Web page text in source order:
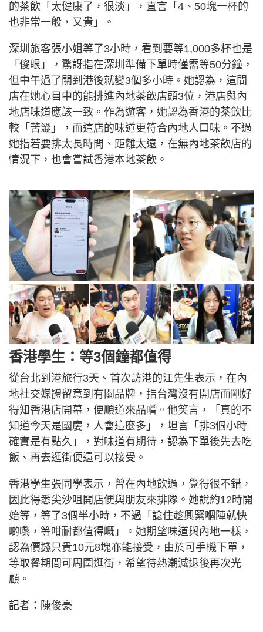
的茶飲「太健康了，很淡」，直言「4、50塊一杯的
也非常一般，又貴」。
深圳旅客張小姐等了3小時，看到要等1,000多杯也是
「傻眼」，驚訝指在深圳準備下單時僅需等50分鐘，
但中午過了關到港後就變3個多小時。她認為，這間
店在她心目中的能排進內地茶飲店頭3位，港店與內
地店味道應該一致。作為遊客，她認為香港的茶飲比
較「苦澀」，而這店的味道更符合內地人口味。不過
她指若要排太長時間、距離太遠，在無內地茶飲店的
情況下，也會嘗試香港本地茶飲。
香港學生：等3個鐘都值得
從台北到港旅行3天、首次訪港的江先生表示，在內
地社交媒體留意到有關品牌，指台灣沒有開店而剛好
得知香港店開幕，便順道來品嚐。他笑言，「真的不
知道今天是國慶，人會這麼多」，坦言「排3個小時
確實是有點久」，對味道有期待，認為下單後先去吃
飯、再去逛街便還可以接受。
香港學生張同學表示，曾在內地飲過，覺得很不錯，
因此得悉尖沙咀開店便與朋友來排隊。她說約12時開
始等，等了3個半小時，不過「諗住趁興緊嗰陣就快
啲嚟，等咁耐都值得嘅」。她期望味道與內地一樣，
認為價錢只貴10元8塊亦能接受，由於可手機下單，
等取餐期間可周圍逛街，希望待熱潮減退後再次光
顧。
記者：陳俊豪